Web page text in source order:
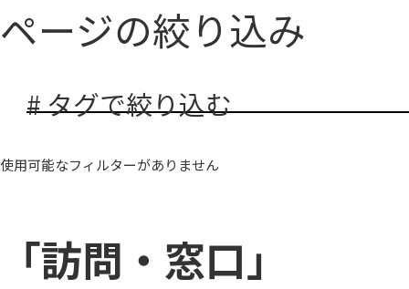
ページの絞り込み
# タグで絞り込む
使用可能なフィルターがありません
「訪問・窓口」